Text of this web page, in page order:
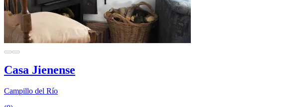
Casa Jienense
Campillo del Río